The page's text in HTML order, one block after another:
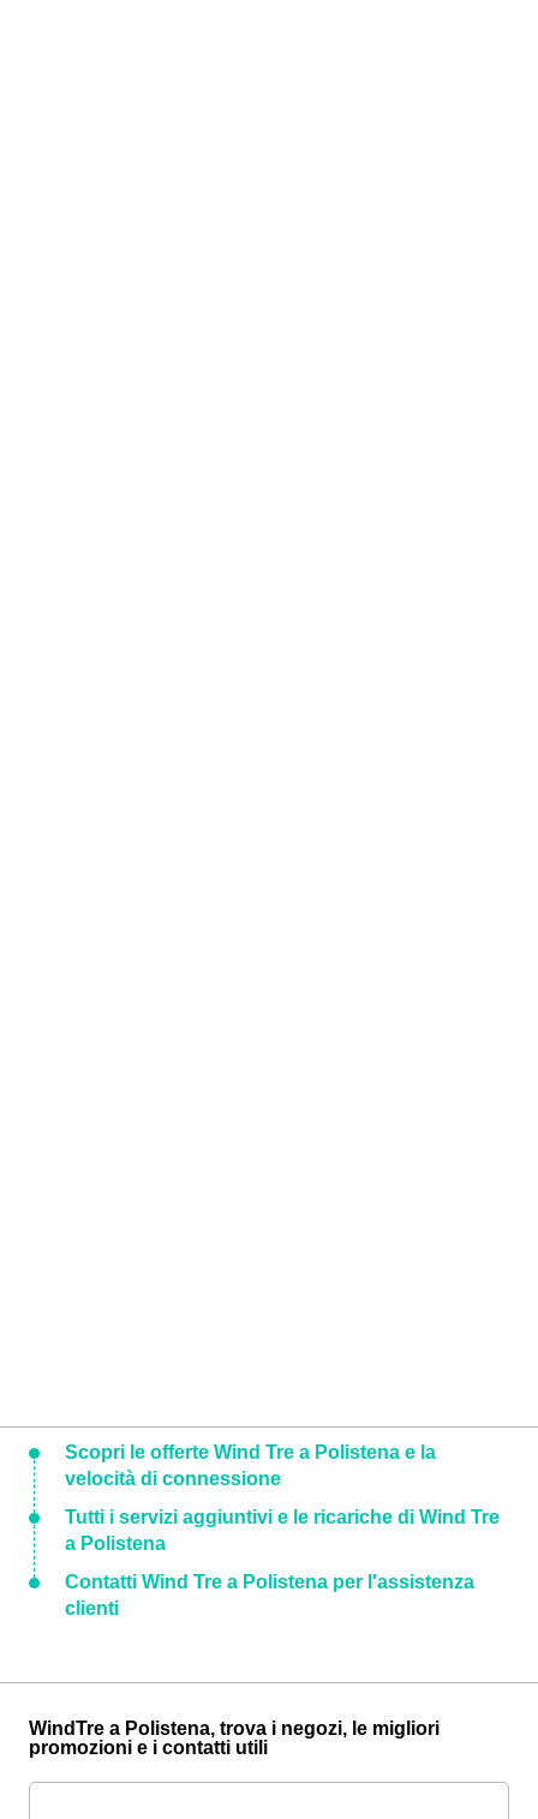
Scopri le offerte Wind Tre a Polistena e la
velocità di connessione
Tutti i servizi aggiuntivi e le ricariche di Wind Tre
a Polistena
Contatti Wind Tre a Polistena per l'assistenza
clienti
WindTre a Polistena, trova i negozi, le migliori
promozioni e i contatti utili